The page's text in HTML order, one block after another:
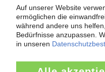
Die wichtigsten Nachrichten
Kunststoffbranche – jeden
Ich habe die